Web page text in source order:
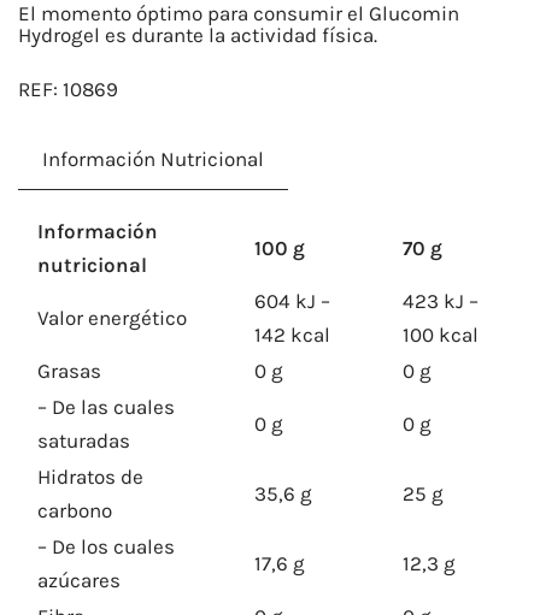
El momento óptimo para consumir el Glucomin
Hydrogel es durante la actividad física.
REF: 10869
Información Nutricional
Información
nutricional
100 g 70 g
Valor energético
604 kJ –
142 kcal
423 kJ –
100 kcal
Grasas
0 g
0 g
– De las cuales
saturadas
0 g 0 g
Hidratos de
carbono
35,6 g 25 g
– De los cuales
azúcares
17,6 g 12,3 g